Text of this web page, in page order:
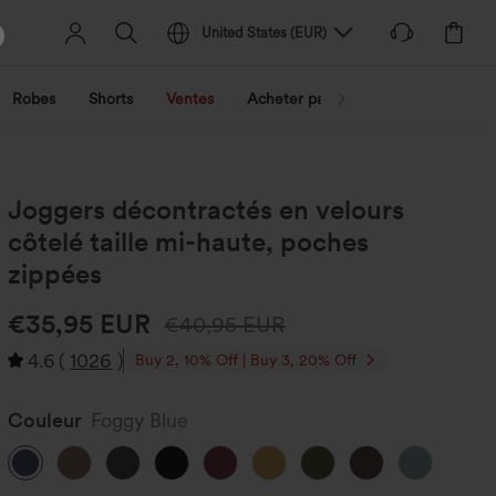
United States ( EUR)
Robes Shorts Ventes Acheter par activité
Joggers décontractés en velours
côtelé taille mi-haute, poches
zippées
€35,95 EUR €40,95 EUR
4.6 ( 1026 ) Buy 2, 10% Off | Buy 3, 20% Off
Couleur Foggy Blue